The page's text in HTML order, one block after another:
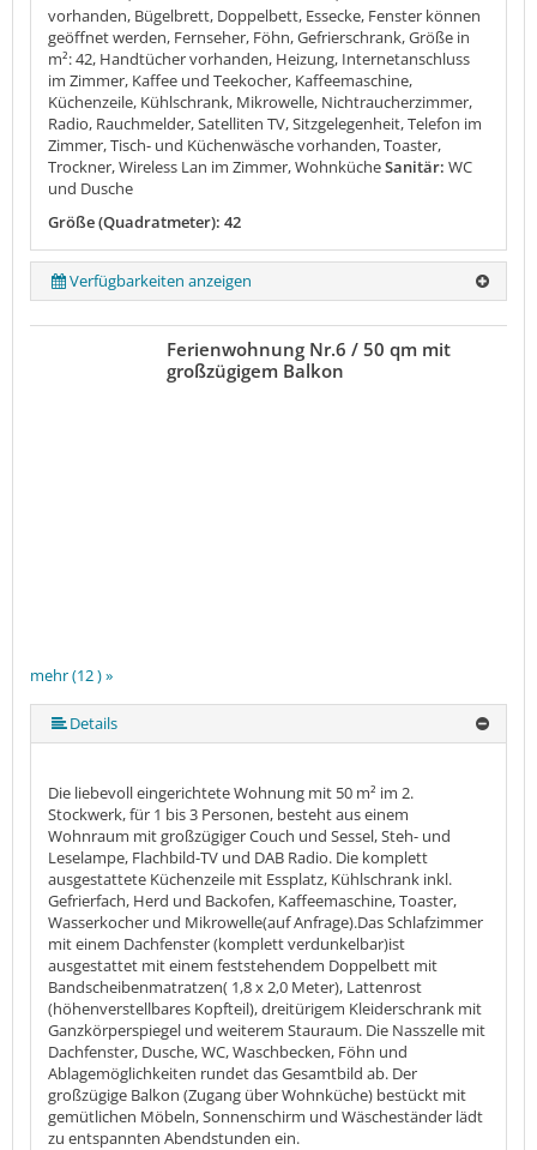
vorhanden, Bügelbrett, Doppelbett, Essecke, Fenster können
geöffnet werden, Fernseher, Föhn, Gefrierschrank, Größe in
m²: 42, Handtücher vorhanden, Heizung, Internetanschluss
im Zimmer, Kaffee und Teekocher, Kaffeemaschine,
Küchenzeile, Kühlschrank, Mikrowelle, Nichtraucherzimmer,
Radio, Rauchmelder, Satelliten TV, Sitzgelegenheit, Telefon im
Zimmer, Tisch- und Küchenwäsche vorhanden, Toaster,
Trockner, Wireless Lan im Zimmer, WohnkücheSanitär: WC
und Dusche
Größe (Quadratmeter): 42
Verfügbarkeiten anzeigen
mehr (12 ) »
mehr (12 ) »
mehr (12 ) »
mehr (12 ) »
mehr (12 ) »
mehr (12 ) »
mehr (12 ) »
mehr (12 ) »
mehr (12 ) »
Ferienwohnung Nr.6 / 50 qm mit
großzügigem Balkon
Details
Die liebevoll eingerichtete Wohnung mit 50 m² im 2.
Stockwerk, für 1 bis 3 Personen, besteht aus einem
Wohnraum mit großzügiger Couch und Sessel, Steh- und
Leselampe, Flachbild-TV und DAB Radio. Die komplett
ausgestattete Küchenzeile mit Essplatz, Kühlschrank inkl.
Gefrierfach, Herd und Backofen, Kaffeemaschine, Toaster,
Wasserkocher und Mikrowelle(auf Anfrage).Das Schlafzimmer
mit einem Dachfenster (komplett verdunkelbar)ist
ausgestattet mit einem feststehendem Doppelbett mit
Bandscheibenmatratzen( 1,8 x 2,0 Meter), Lattenrost
(höhenverstellbares Kopfteil), dreitürigem Kleiderschrank mit
Ganzkörperspiegel und weiterem Stauraum. Die Nasszelle mit
Dachfenster, Dusche, WC, Waschbecken, Föhn und
Ablagemöglichkeiten rundet das Gesamtbild ab. Der
großzügige Balkon (Zugang über Wohnküche) bestückt mit
gemütlichen Möbeln, Sonnenschirm und Wäscheständer lädt
zu entspannten Abendstunden ein.